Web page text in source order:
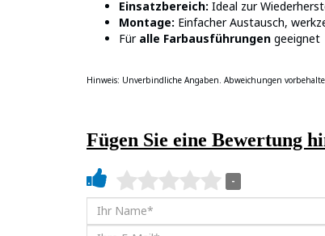
Einsatzbereich: Ideal zur
Montage: Einfacher Austausch,
Für alle Farbausführungen geeignet
Hinweis: Unverbindliche Angaben. Abweichungen
Fügen Sie eine Bewertung
-